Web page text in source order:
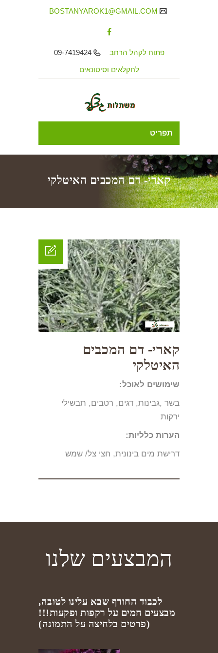
פתוח לקהל הרחב 09-7419424
לחקלאים וסיטונאים
תפריט
קארי- דם המכבים האיטלקי
קארי- דם המכבים
האיטלקי
שימושים לאוכל:
בשר ,גבינות, דגים, רטבים, תבשילי
ירקות
הערות כלליות:
דרישת מים בינונית, חצי צל/ שמש
המבצעים שלנו
לכבוד החורף שבא עלינו לטובה,
מבצעים חמים על רקפות ופקעות!!!
(פרטים בלחיצה על התמונה)